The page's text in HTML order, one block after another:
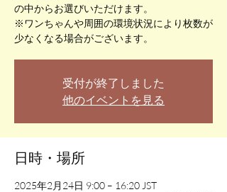
の中からお選びいただけます。
※ワンちゃんや周囲の環境状況により枚数が
少なくなる場合がございます。
受付が終了しました
他のイベントを見る
日時・場所
2025年2月24日 9:00 – 16:20 JST